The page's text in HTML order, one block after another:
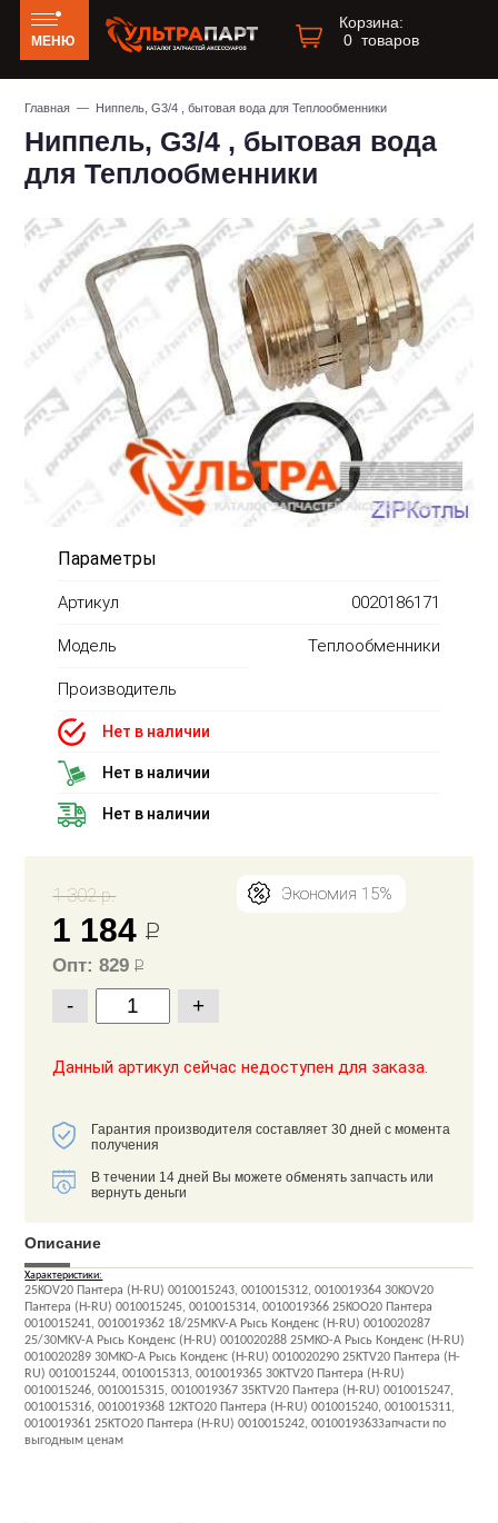
МЕНЮ
Корзина:
0 товаров
Главная — Ниппель, G3/4 , бытовая вода для Теплообменники
Ниппель, G3/4 , бытовая вода
для Теплообменники
Параметры
Артикул 0020186171
Модель Теплообменники
Производитель
Нет в наличии
Нет в наличии
Нет в наличии
1 302 р. Экономия 15%
1 184Р
Опт: 829Р
- +
Данный артикул сейчас недоступен для заказа.
Гарантия производителя составляет 30 дней с момента
получения
В течении 14 дней Вы можете обменять запчасть или
вернуть деньги
Описание
Характеристики:
25KOV20 Пантера (H-RU) 0010015243, 0010015312, 0010019364 30KOV20
Пантера (H-RU) 0010015245, 0010015314, 0010019366 25KOO20 Пантера
0010015241, 0010019362 18/25MKV-A Рысь Конденс (H-RU) 0010020287
25/30MKV-A Рысь Конденс (H-RU) 0010020288 25MKO-A Рысь Конденс (H-RU)
0010020289 30MKO-A Рысь Конденс (H-RU) 0010020290 25KTV20 Пантера (H-
RU) 0010015244, 0010015313, 0010019365 30KTV20 Пантера (H-RU)
0010015246, 0010015315, 0010019367 35KTV20 Пантера (H-RU) 0010015247,
0010015316, 0010019368 12KTO20 Пантера (H-RU) 0010015240, 0010015311,
0010019361 25KTO20 Пантера (H-RU) 0010015242, 0010019363Запчасти по
выгодным ценам